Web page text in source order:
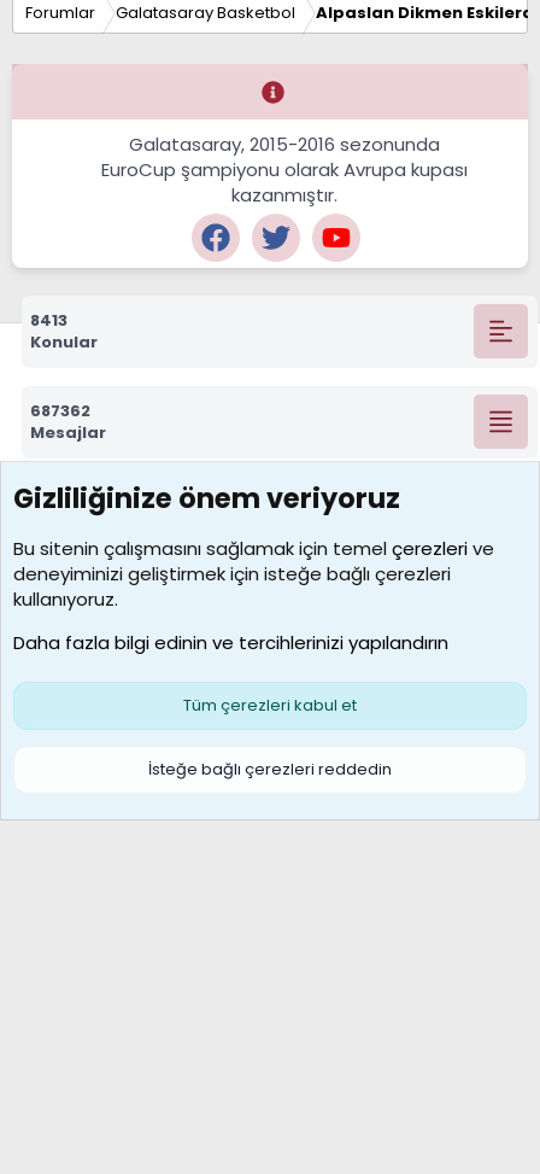
Forumlar Galatasaray Basketbol Alpaslan Dikmen
Galatasaray, 2015-2016 sezonunda
EuroCup şampiyonu olarak Avrupa kupası
kazanmıştır.
8413
Konular
687362
Mesajlar
7392
Kullanıcılar
MosesBrownHayranı
Son üye
Çerezler
S
Gizliliğinize önem veriyoruz
Bu sitenin çalışmasını sağlamak için temelçerezlerive
deneyiminizi geliştirmek için isteğe bağlı çerezleri
kullanıyoruz.
Daha fazla bilgi edinin ve tercihlerinizi yapılandırın
Tüm çerezleri kabul et
İsteğe bağlı çerezleri reddedin